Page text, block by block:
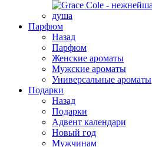
Парфюм
Назад
Парфюм
Женские ароматы
Мужские ароматы
Универсальные ароматы
Подарки
Назад
Подарки
Адвент календари
Новый год
Мужчинам